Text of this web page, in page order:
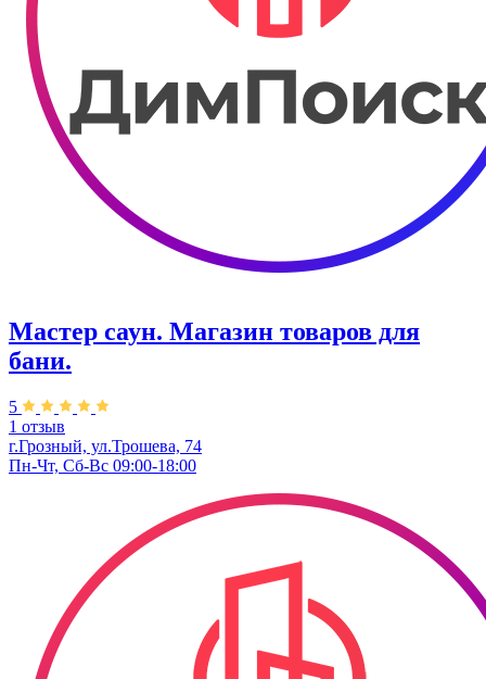
Мастер саун. Магазин товаров для
бани.
5
1 отзыв
г.Грозный, ул.Трошева, 74
Пн-Чт, Сб-Вс 09:00-18:00